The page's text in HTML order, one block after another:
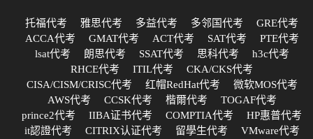
托福代考 雅思代考 多益代考 多邻国代考
GRE代考
ACCA代考
GMAT代考 ACT代考 SAT代考
PTE代考
lsat代考
朗思代考 SSAT代考 思科代考
h3c代考
RHCE代考
ITIL代考
CKA/CKS代考
CISA/CISM/CRISC代考
红帽RedHat代考
微软MOS代考
AWS代考
CCSK代考 楷爾代考
TOGAF代考
prince2代考
IIBA证书代考 COMPTIA代考
HP惠普代考
it認證代考
CITRIX认证代考 留學生代考
VMware代考